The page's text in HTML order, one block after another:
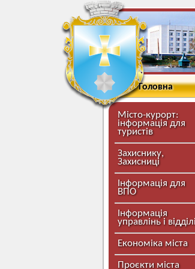
Головна
Місто-курорт:
інформація для
туристів
Захиснику,
Захисниці
Інформація для
ВПО
Інформація
управлінь і
Економіка міста
Проєкти міста